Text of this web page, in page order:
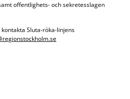
offentlighets- och sekretesslagen
Sluta-röka-linjens